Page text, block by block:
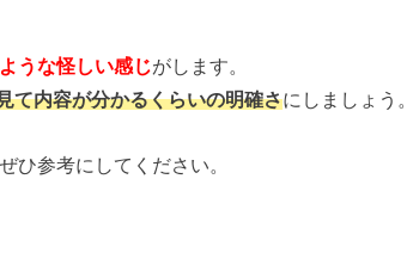
うな怪しい感じがします。
て内容が分かるくらいの明確さにしましょう。
ひ参考にしてください。